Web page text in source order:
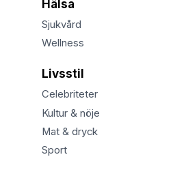
Hälsa
Sjukvård
Wellness
Livsstil
Celebriteter
Kultur & nöje
Mat & dryck
Sport